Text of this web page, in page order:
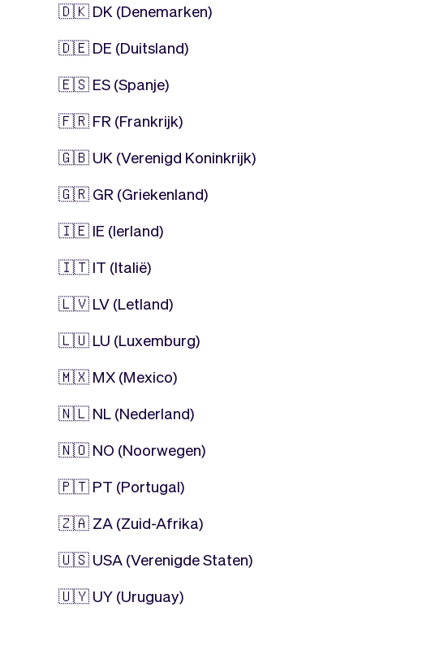
🇩🇰 DK (Denemarken)
🇩🇪 DE (Duitsland)
🇪🇸 ES (Spanje)
🇫🇷 FR (Frankrijk)
🇬🇧 UK (Verenigd Koninkrijk)
🇬🇷 GR (Griekenland)
🇮🇪 IE (Ierland)
🇮🇹 IT (Italië)
🇱🇻 LV (Letland)
🇱🇺 LU (Luxemburg)
🇲🇽 MX (Mexico)
🇳🇱 NL (Nederland)
🇳🇴 NO (Noorwegen)
🇵🇹 PT (Portugal)
🇿🇦 ZA (Zuid-Afrika)
🇺🇸 USA (Verenigde Staten)
🇺🇾 UY (Uruguay)